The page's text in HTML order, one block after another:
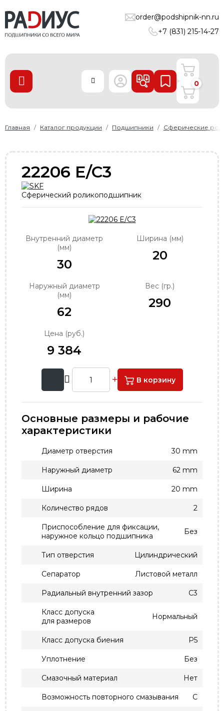
order@podshipnik-nn.ru
+7 (831) 215-14-27
ПОДШИПНИКИ
ЛИНЕЙНЫЕ ТЕХНОЛОГИИ
РЕМНИ
УПЛОТНЕНИЯ
О нас
Доставка и оплата
Контакты
Пользовательское соглашение
Карта сайта
0
Главная Каталог продукции Подшипники Сферические
22206 E/C3
Сферический роликоподшипник
Внутренний диаметр
(мм)
30
Ширина (мм)
20
Наружный диаметр
(мм)
62
Вес (гр.)
290
Цена (руб.)
9 384
В корзину
Основные размеры и рабочие
характеристики
Диаметр отверстия 30 mm
Наружный диаметр 62 mm
Ширина 20 mm
Количество рядов 2
Приспособление для фиксации,
наружное кольцо подшипника
Без
Тип отверстия Цилиндрический
Сепаратор Листовой металл
Радиальный внутренний зазор C3
Класс допуска
для размеров
Нормальный
Класс допуска биения P5
Уплотнение Без
Смазочный материал Нет
Возможность повторного смазывания С